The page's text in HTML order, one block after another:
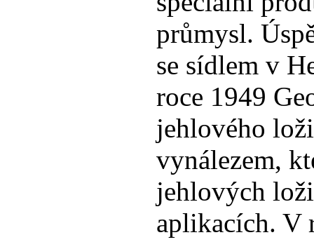
průmysl.
se sídlem v
roce 1949
jehlového
vynálezem,
jehlových
aplikacích. V